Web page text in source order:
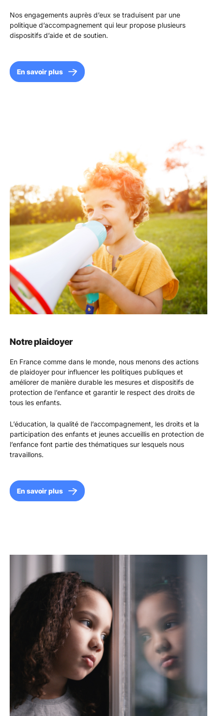
Nos engagements auprès d’eux se traduisent par une
politique d’accompagnement qui leur propose plusieurs
dispositifs d’aide et de soutien.
En savoir plus
Notre plaidoyer
En France comme dans le monde, nous menons des actions
de plaidoyer pour influencer les politiques publiques et
améliorer de manière durable les mesures et dispositifs de
protection de l’enfance et garantir le respect des droits de
tous les enfants.
L’éducation, la qualité de l’accompagnement, les droits et la
participation des enfants et jeunes accueillis en protection de
l’enfance font partie des thématiques sur lesquels nous
travaillons.
En savoir plus